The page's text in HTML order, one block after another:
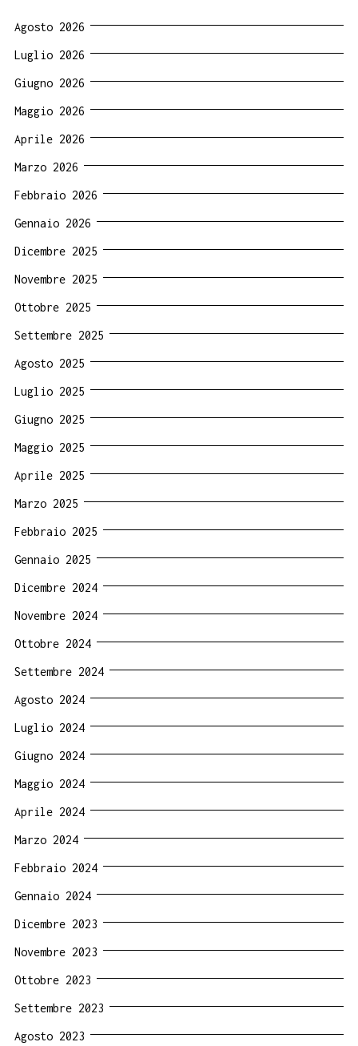
Agosto 2026
Luglio 2026
Giugno 2026
Maggio 2026
Aprile 2026
Marzo 2026
Febbraio 2026
Gennaio 2026
Dicembre 2025
Novembre 2025
Ottobre 2025
Settembre 2025
Agosto 2025
Luglio 2025
Giugno 2025
Maggio 2025
Aprile 2025
Marzo 2025
Febbraio 2025
Gennaio 2025
Dicembre 2024
Novembre 2024
Ottobre 2024
Settembre 2024
Agosto 2024
Luglio 2024
Giugno 2024
Maggio 2024
Aprile 2024
Marzo 2024
Febbraio 2024
Gennaio 2024
Dicembre 2023
Novembre 2023
Ottobre 2023
Settembre 2023
Agosto 2023